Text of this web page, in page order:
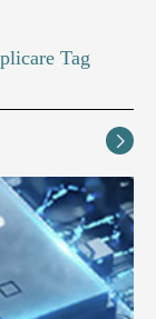
Tag
